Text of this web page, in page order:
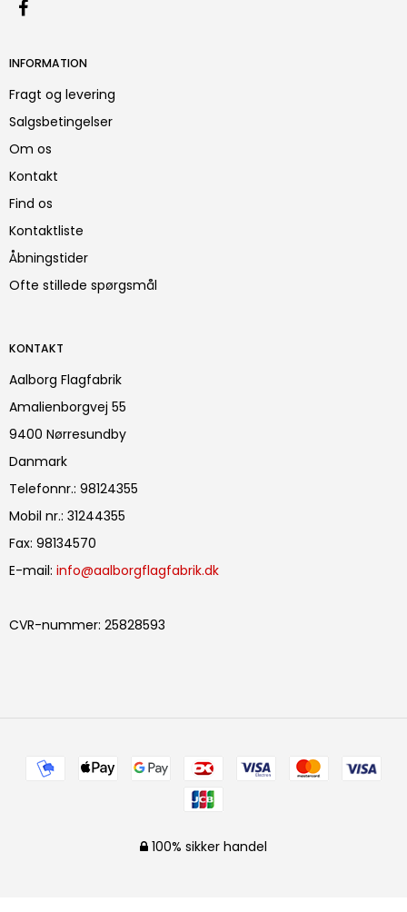
INFORMATION
Fragt og levering
Salgsbetingelser
Om os
Kontakt
Find os
Kontaktliste
Åbningstider
Ofte stillede spørgsmål
KONTAKT
Aalborg Flagfabrik
Amalienborgvej 55
9400 Nørresundby
Danmark
Telefonnr.: 98124355
Mobil nr.: 31244355
Fax: 98134570
E-mail: info@aalborgflagfabrik.dk
CVR-nummer: 25828593
100% sikker handel